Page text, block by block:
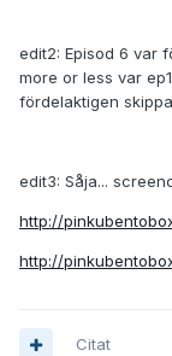
edit2: Episod 6 var
more or less var
fördelaktigen
edit3: Såja...
http://
http://
Citat